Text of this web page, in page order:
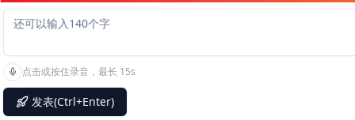
点击或按住录音，最长 15s
发表(Ctrl+Enter)